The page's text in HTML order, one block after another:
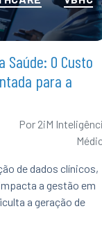
Saúde: O Custo
para a
Por 2iM
de dados clínicos,
a gestão em
a geração de